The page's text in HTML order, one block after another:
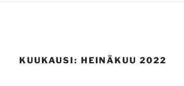
KUUKAUSI: HEINÄKUU 2022